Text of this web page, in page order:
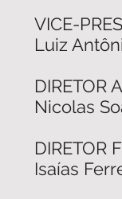
VICE-
Luiz
DIRETOR
Nicolas
DIRETOR
Isaías